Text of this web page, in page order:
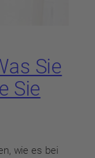
Sie
Sie
wie es bei